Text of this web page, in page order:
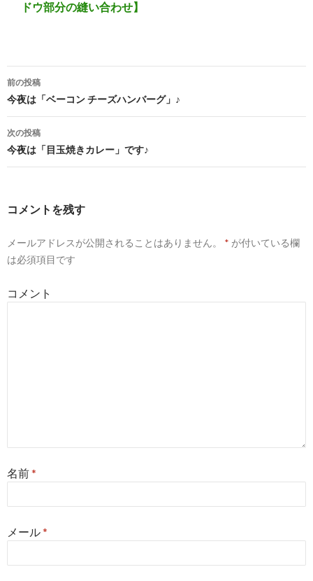
ドウ部分の縫い合わせ】
投
稿
ナ
ゲ
シ
ン
前の投稿
今夜は「ベーコン チーズハンバーグ」♪
次の投稿
今夜は「目玉焼きカレー」です♪
コメントを残す
メールアドレスが公開されることはありません。 * が付いている欄
は必須項目です
コメント
名前*
メール*